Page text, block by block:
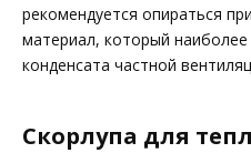
рекомендуется опираться
материал, который
конденсата частной
Скорлупа для